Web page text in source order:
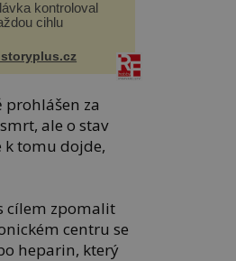
kontroloval
cihlu
za
ale o stav
k tomu dojde,
cílem zpomalit
centru se
heparin, který